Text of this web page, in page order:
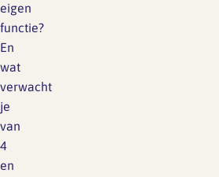
eigen
functie?
En
wat
verwacht
je
van
4
en